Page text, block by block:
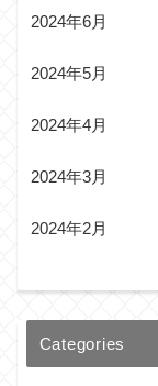
2024年6月
2024年5月
2024年4月
2024年3月
2024年2月
Categories